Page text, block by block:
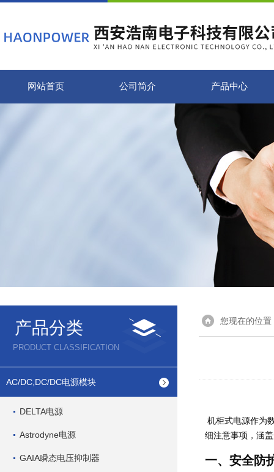
网站首页 公司简介 产品中心
产品分类
PRODUCT CLASSIFICATION
AC/DC,DC/DC电源模块
DELTA电源
Astrodyne电源
GAIA瞬态电压抑制器
您现在的位置
机柜式电源作为
细注意事项，涵
一、安全防